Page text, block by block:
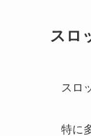
スロ
スロ
特に